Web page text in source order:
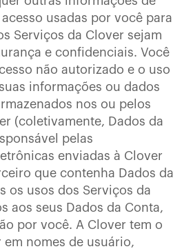
usadas por você para
Serviços da Clover sejam
e confidenciais. Você
não autorizado e o uso
informações ou dados
nos ou pelos
(coletivamente, Dados da
pelas
enviadas à Clover
que contenha Dados da
os usos dos Serviços da
aos seus Dados da Conta,
por você. A Clover tem o
nomes de usuário,